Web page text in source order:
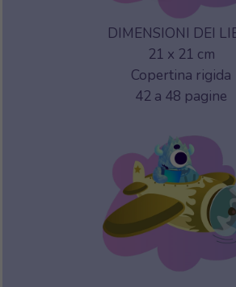
DIMENSIONI DEI
21 x 21 cm
Copertina rigida
42 a 48 pagine